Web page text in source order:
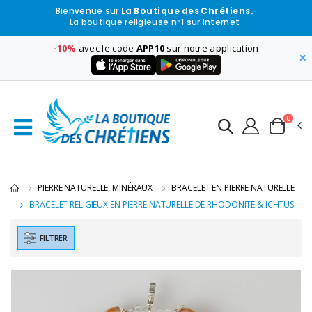
Bienvenue sur La Boutique des Chrétiens.
La boutique religieuse n°1 sur internet
-10% avec le code APP10 sur notre application
×
0
PIERRE NATURELLE, MINÉRAUX
BRACELET EN PIERRE NATURELLE
BRACELET RELIGIEUX EN PIERRE NATURELLE DE RHODONITE & ICHTUS
FILTRER